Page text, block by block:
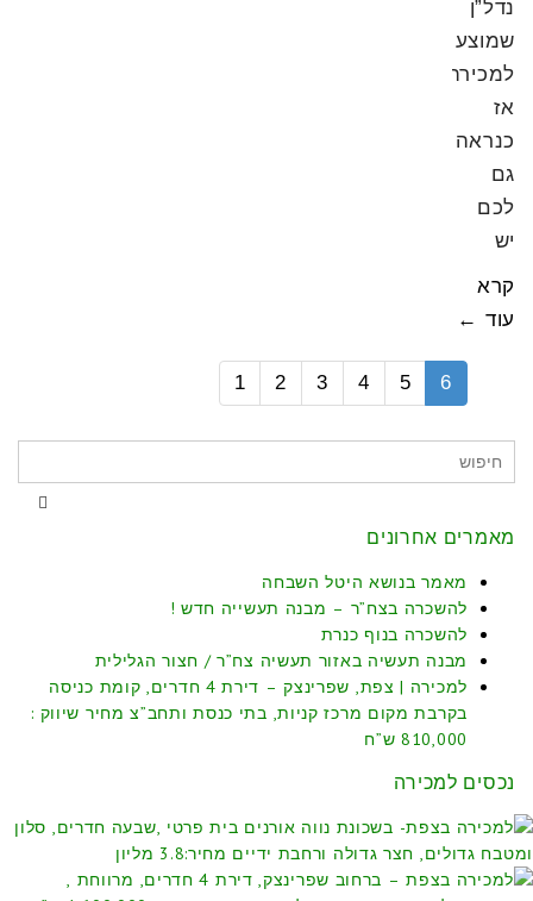
נדל”ן
שמוצע
למכירה
אז
כנראה
גם
לכם
יש
קרא
עוד ←
1 2 3 4 5 6
מאמרים אחרונים
מאמר בנושא היטל השבחה
להשכרה בצח”ר – מבנה תעשייה חדש !
להשכרה בנוף כנרת
מבנה תעשיה באזור תעשיה צח”ר / חצור הגלילית
למכירה | צפת, שפרינצק – דירת 4 חדרים, קומת כניסה
בקרבת מקום מרכז קניות, בתי כנסת ותחב”צ מחיר שיווק :
810,000 ש”ח
נכסים למכירה